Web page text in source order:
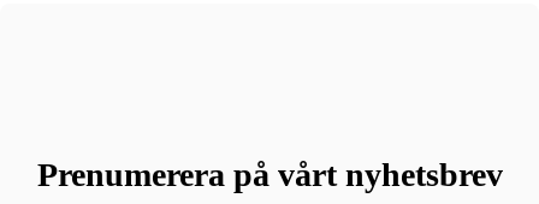
Prenumerera på vårt nyhetsbrev